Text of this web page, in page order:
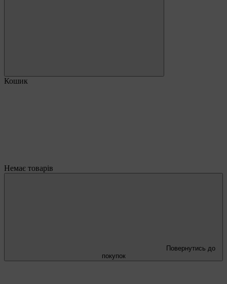
Кошик
Немає товарів
Повернутись до
покупок